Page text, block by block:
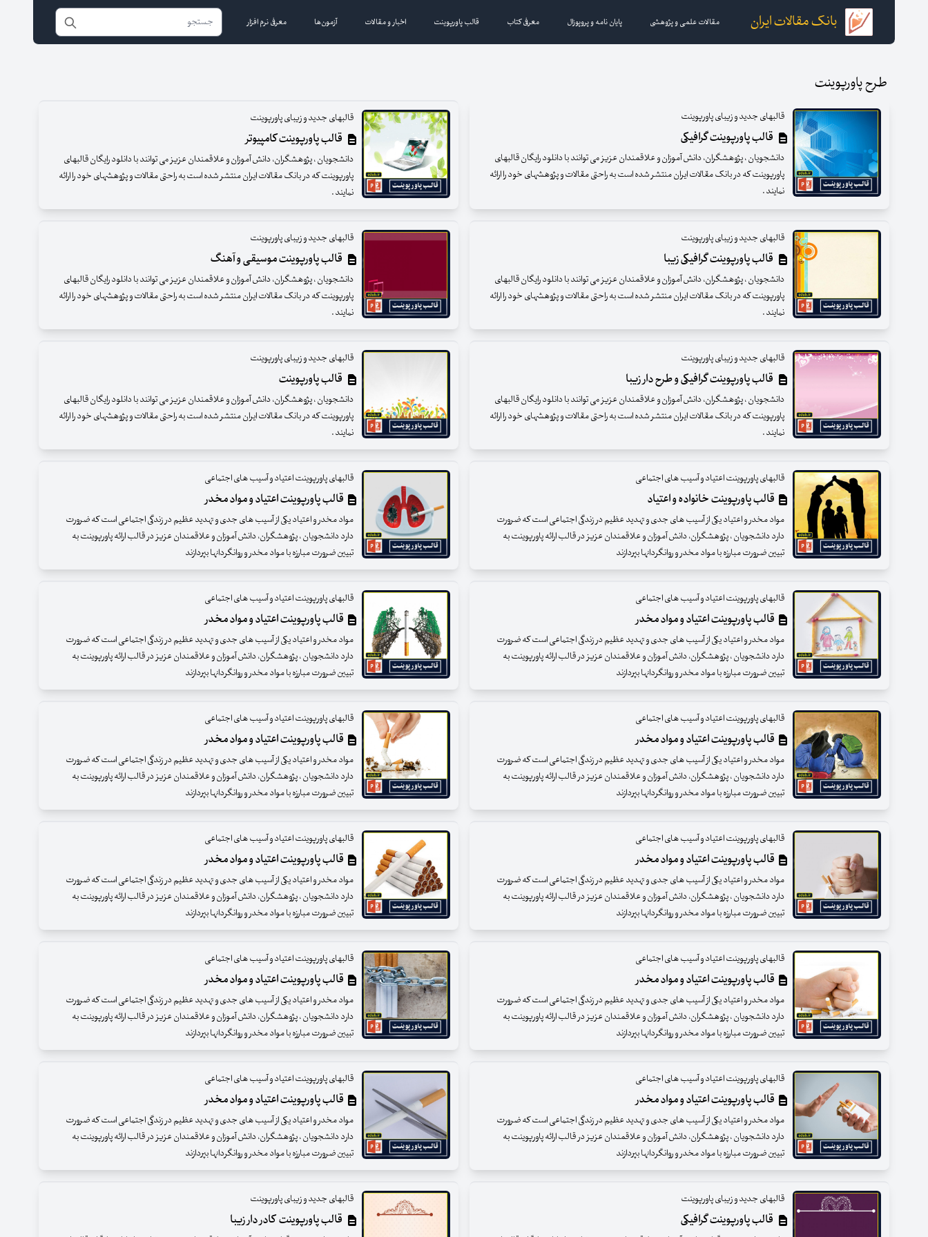
بانک مقالات ایران مقالات علمی و پژوهشی پایان نامه و پروپوزال معرفی کتاب قالب پاورپوینت اخبار و مقالات آزمون‌ها معرفی نرم افزار
طرح پاورپوینت
قالبهای جدید و زیبای پاورپوینت
قالب پاورپوینت گرافیکی
دانشجویان ، پژوهشگران، دانش آموزان و علاقمندان عزیز می توانند با دانلود رایگان قالبهای
پاورپوینت که در بانک مقالات ایران منتشر شده است به راحتی مقالات و پژوهشهای خود را ارائه
نمایند .
قالبهای جدید و زیبای پاورپوینت
قالب پاورپوینت کامپیوتر
دانشجویان ، پژوهشگران، دانش آموزان و علاقمندان عزیز می توانند با دانلود رایگان قالبهای
پاورپوینت که در بانک مقالات ایران منتشر شده است به راحتی مقالات و پژوهشهای خود را ارائه
نمایند .
قالبهای جدید و زیبای پاورپوینت
قالب پاورپوینت گرافیکی زیبا
دانشجویان ، پژوهشگران، دانش آموزان و علاقمندان عزیز می توانند با دانلود رایگان قالبهای
پاورپوینت که در بانک مقالات ایران منتشر شده است به راحتی مقالات و پژوهشهای خود را ارائه
نمایند .
قالبهای جدید و زیبای پاورپوینت
قالب پاورپوینت موسیقی و آهنگ
دانشجویان ، پژوهشگران، دانش آموزان و علاقمندان عزیز می توانند با دانلود رایگان قالبهای
پاورپوینت که در بانک مقالات ایران منتشر شده است به راحتی مقالات و پژوهشهای خود را ارائه
نمایند .
قالبهای جدید و زیبای پاورپوینت
قالب پاورپوینت گرافیکی و طرح دار زیبا
دانشجویان ، پژوهشگران، دانش آموزان و علاقمندان عزیز می توانند با دانلود رایگان قالبهای
پاورپوینت که در بانک مقالات ایران منتشر شده است به راحتی مقالات و پژوهشهای خود را ارائه
نمایند .
قالبهای جدید و زیبای پاورپوینت
قالب پاورپوینت
دانشجویان ، پژوهشگران، دانش آموزان و علاقمندان عزیز می توانند با دانلود رایگان قالبهای
پاورپوینت که در بانک مقالات ایران منتشر شده است به راحتی مقالات و پژوهشهای خود را ارائه
نمایند .
قالبهای پاورپوینت اعتیاد و آسیب های اجتماعی
قالب پاورپوینت خانواده و اعتیاد
مواد مخدر و اعتیاد یکی از آسیب های جدی و تهدید عظیم در زندگی اجتماعی است که ضرورت
دارد دانشجویان ، پژوهشگران، دانش آموزان و علاقمندان عزیز در قالب ارائه پاورپوینت به
تبیین ضرورت مبارزه با مواد مخدر و روانگردانها بپردازند
قالبهای پاورپوینت اعتیاد و آسیب های اجتماعی
قالب پاورپوینت اعتیاد و مواد مخدر
مواد مخدر و اعتیاد یکی از آسیب های جدی و تهدید عظیم در زندگی اجتماعی است که ضرورت
دارد دانشجویان ، پژوهشگران، دانش آموزان و علاقمندان عزیز در قالب ارائه پاورپوینت به
تبیین ضرورت مبارزه با مواد مخدر و روانگردانها بپردازند
قالبهای پاورپوینت اعتیاد و آسیب های اجتماعی
قالب پاورپوینت اعتیاد و مواد مخدر
مواد مخدر و اعتیاد یکی از آسیب های جدی و تهدید عظیم در زندگی اجتماعی است که ضرورت
دارد دانشجویان ، پژوهشگران، دانش آموزان و علاقمندان عزیز در قالب ارائه پاورپوینت به
تبیین ضرورت مبارزه با مواد مخدر و روانگردانها بپردازند
قالبهای پاورپوینت اعتیاد و آسیب های اجتماعی
قالب پاورپوینت اعتیاد و مواد مخدر
مواد مخدر و اعتیاد یکی از آسیب های جدی و تهدید عظیم در زندگی اجتماعی است که ضرورت
دارد دانشجویان ، پژوهشگران، دانش آموزان و علاقمندان عزیز در قالب ارائه پاورپوینت به
تبیین ضرورت مبارزه با مواد مخدر و روانگردانها بپردازند
قالبهای پاورپوینت اعتیاد و آسیب های اجتماعی
قالب پاورپوینت اعتیاد و مواد مخدر
مواد مخدر و اعتیاد یکی از آسیب های جدی و تهدید عظیم در زندگی اجتماعی است که ضرورت
دارد دانشجویان ، پژوهشگران، دانش آموزان و علاقمندان عزیز در قالب ارائه پاورپوینت به
تبیین ضرورت مبارزه با مواد مخدر و روانگردانها بپردازند
قالبهای پاورپوینت اعتیاد و آسیب های اجتماعی
قالب پاورپوینت اعتیاد و مواد مخدر
مواد مخدر و اعتیاد یکی از آسیب های جدی و تهدید عظیم در زندگی اجتماعی است که ضرورت
دارد دانشجویان ، پژوهشگران، دانش آموزان و علاقمندان عزیز در قالب ارائه پاورپوینت به
تبیین ضرورت مبارزه با مواد مخدر و روانگردانها بپردازند
قالبهای پاورپوینت اعتیاد و آسیب های اجتماعی
قالب پاورپوینت اعتیاد و مواد مخدر
مواد مخدر و اعتیاد یکی از آسیب های جدی و تهدید عظیم در زندگی اجتماعی است که ضرورت
دارد دانشجویان ، پژوهشگران، دانش آموزان و علاقمندان عزیز در قالب ارائه پاورپوینت به
تبیین ضرورت مبارزه با مواد مخدر و روانگردانها بپردازند
قالبهای پاورپوینت اعتیاد و آسیب های اجتماعی
قالب پاورپوینت اعتیاد و مواد مخدر
مواد مخدر و اعتیاد یکی از آسیب های جدی و تهدید عظیم در زندگی اجتماعی است که ضرورت
دارد دانشجویان ، پژوهشگران، دانش آموزان و علاقمندان عزیز در قالب ارائه پاورپوینت به
تبیین ضرورت مبارزه با مواد مخدر و روانگردانها بپردازند
قالبهای پاورپوینت اعتیاد و آسیب های اجتماعی
قالب پاورپوینت اعتیاد و مواد مخدر
مواد مخدر و اعتیاد یکی از آسیب های جدی و تهدید عظیم در زندگی اجتماعی است که ضرورت
دارد دانشجویان ، پژوهشگران، دانش آموزان و علاقمندان عزیز در قالب ارائه پاورپوینت به
تبیین ضرورت مبارزه با مواد مخدر و روانگردانها بپردازند
قالبهای پاورپوینت اعتیاد و آسیب های اجتماعی
قالب پاورپوینت اعتیاد و مواد مخدر
مواد مخدر و اعتیاد یکی از آسیب های جدی و تهدید عظیم در زندگی اجتماعی است که ضرورت
دارد دانشجویان ، پژوهشگران، دانش آموزان و علاقمندان عزیز در قالب ارائه پاورپوینت به
تبیین ضرورت مبارزه با مواد مخدر و روانگردانها بپردازند
قالبهای پاورپوینت اعتیاد و آسیب های اجتماعی
قالب پاورپوینت اعتیاد و مواد مخدر
مواد مخدر و اعتیاد یکی از آسیب های جدی و تهدید عظیم در زندگی اجتماعی است که ضرورت
دارد دانشجویان ، پژوهشگران، دانش آموزان و علاقمندان عزیز در قالب ارائه پاورپوینت به
تبیین ضرورت مبارزه با مواد مخدر و روانگردانها بپردازند
قالبهای پاورپوینت اعتیاد و آسیب های اجتماعی
قالب پاورپوینت اعتیاد و مواد مخدر
مواد مخدر و اعتیاد یکی از آسیب های جدی و تهدید عظیم در زندگی اجتماعی است که ضرورت
دارد دانشجویان ، پژوهشگران، دانش آموزان و علاقمندان عزیز در قالب ارائه پاورپوینت به
تبیین ضرورت مبارزه با مواد مخدر و روانگردانها بپردازند
قالبهای جدید و زیبای پاورپوینت
قالب پاورپوینت گرافیکی
قالبهای جدید و زیبای پاورپوینت
قالب پاورپوینت کادر دار زیبا